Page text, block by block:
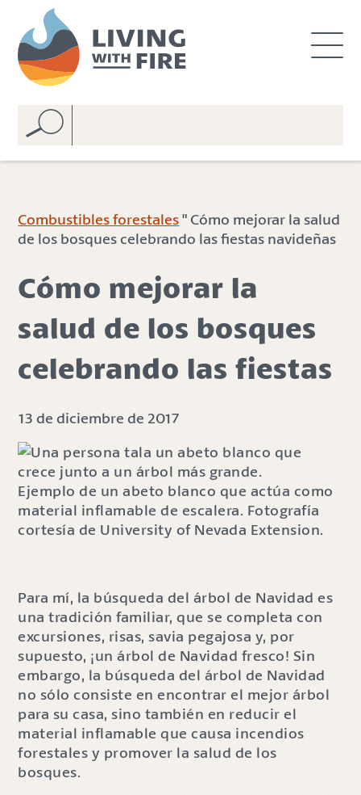
n
v
Combustibles forestales" Cómo mejorar la salud
de los bosques celebrando las fiestas navideñas
Cómo mejorar la
salud de los bosques
celebrando las fiestas
13 de diciembre de 2017
Ejemplo de un abeto blanco que actúa como
material inflamable de escalera. Fotografía
cortesía de University of Nevada Extension.
Para mí, la búsqueda del árbol de Navidad es
una tradición familiar, que se completa con
excursiones, risas, savia pegajosa y, por
supuesto, ¡un árbol de Navidad fresco! Sin
embargo, la búsqueda del árbol de Navidad
no sólo consiste en encontrar el mejor árbol
para su casa, sino también en reducir el
material inflamable que causa incendios
forestales y promover la salud de los
bosques.